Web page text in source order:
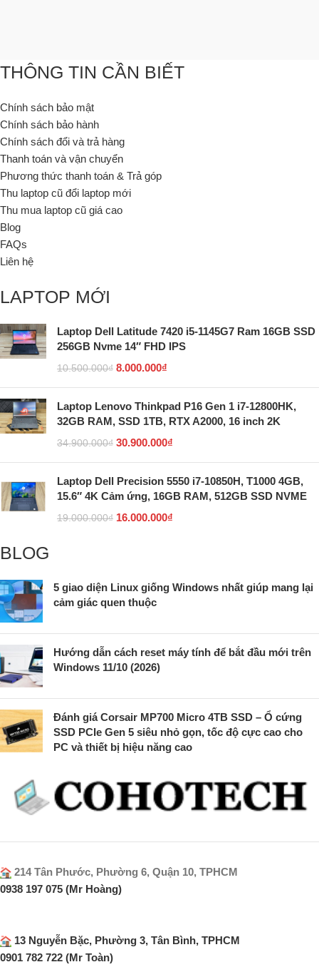
THÔNG TIN CẦN BIẾT
Chính sách bảo mật
Chính sách bảo hành
Chính sách đổi và trả hàng
Thanh toán và vận chuyển
Phương thức thanh toán & Trả góp
Thu laptop cũ đổi laptop mới
Thu mua laptop cũ giá cao
Blog
FAQs
Liên hệ
LAPTOP MỚI
Laptop Dell Latitude 7420 i5-1145G7 Ram 16GB SSD
256GB Nvme 14″ FHD IPS
10.500.000₫ 8.000.000₫
Laptop Lenovo Thinkpad P16 Gen 1 i7-12800HK,
32GB RAM, SSD 1TB, RTX A2000, 16 inch 2K
34.900.000₫ 30.900.000₫
Laptop Dell Precision 5550 i7-10850H, T1000 4GB,
15.6″ 4K Cảm ứng, 16GB RAM, 512GB SSD NVME
19.000.000₫ 16.000.000₫
BLOG
5 giao diện Linux giống Windows nhất giúp mang lại
cảm giác quen thuộc
Hướng dẫn cách reset máy tính để bắt đầu mới trên
Windows 11/10 (2026)
Đánh giá Corsair MP700 Micro 4TB SSD – Ổ cứng
SSD PCIe Gen 5 siêu nhỏ gọn, tốc độ cực cao cho
PC và thiết bị hiệu năng cao
214 Tân Phước, Phường 6, Quận 10, TPHCM
0938 197 075 (Mr Hoàng)
13 Nguyễn Bặc, Phường 3, Tân Bình, TPHCM
0901 782 722 (Mr Toàn)